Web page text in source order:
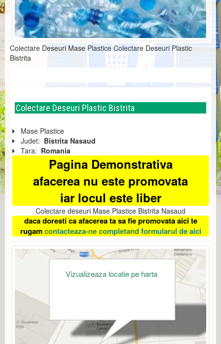
Colectare Deseuri Mase Plastice Colectare Deseuri Plastic
Bistrita
Colectare Deseuri Plastic Bistrita
Mase Plastice
Judet: Bistrita Nasaud
Tara: Romania
Pagina Demonstrativa
afacerea nu este promovata
iar locul este liber
Colectare deseuri Mase Plastice Bistrita Nasaud
daca doresti ca afacerea ta sa fie promovata aici te
rugamcontacteaza-ne completand formularul de aici
Vizualizeaza locatie pe harta